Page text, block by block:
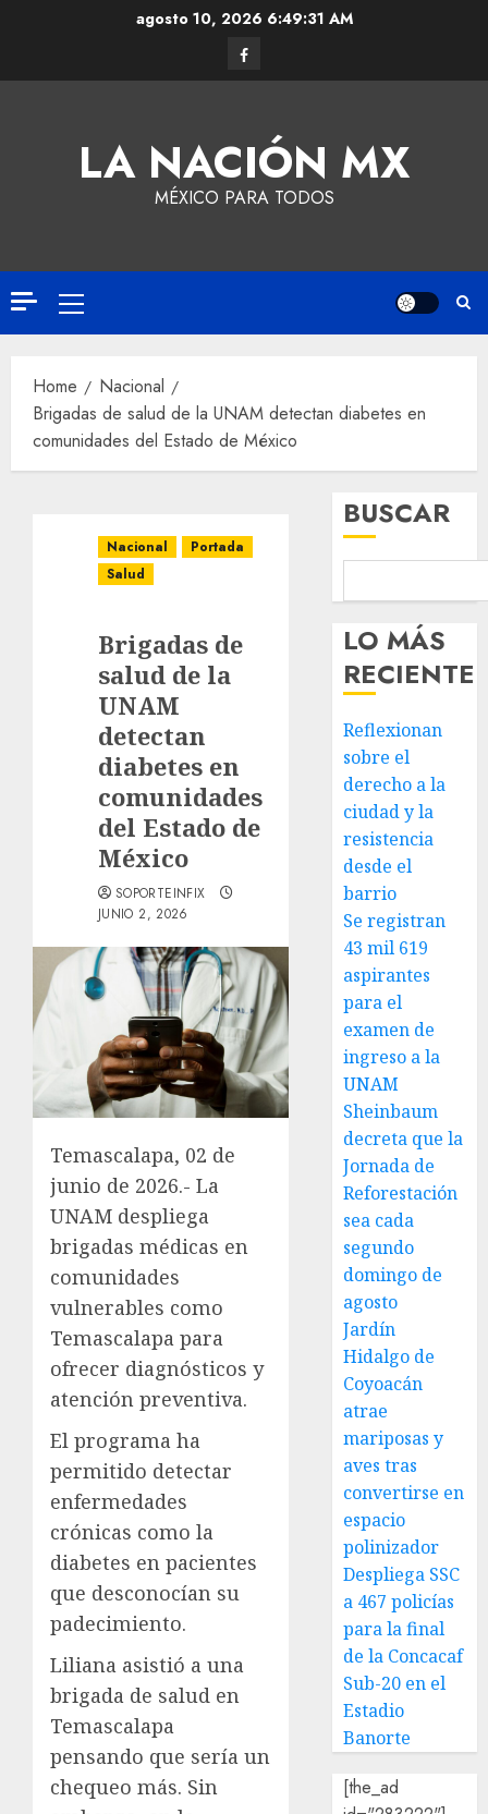
agosto 10, 2026 6:49:32 AM
LA NACIÓN MX
MÉXICO PARA TODOS
Home
Nacional
Brigadas de salud de la UNAM detectan diabetes en
comunidades del Estado de México
Nacional
Portada
Salud
Brigadas de
salud de la
UNAM
detectan
diabetes en
comunidades
del Estado de
México
SOPORTEINFIX
JUNIO 2, 2026
Temascalapa, 02 de
junio de 2026.- La
UNAM despliega
brigadas médicas en
comunidades
vulnerables como
Temascalapa para
ofrecer diagnósticos y
atención preventiva.
El programa ha
permitido detectar
enfermedades
crónicas como la
diabetes en pacientes
que desconocían su
padecimiento.
Liliana asistió a una
brigada de salud en
Temascalapa
pensando que sería un
chequeo más. Sin
BUSCAR
LO MÁS
RECIENTE
Reflexionan
sobre el
derecho a la
ciudad y la
resistencia
desde el
barrio
Se registran
43 mil 619
aspirantes
para el
examen de
ingreso a la
UNAM
Sheinbaum
decreta que la
Jornada de
Reforestación
sea cada
segundo
domingo de
agosto
Jardín
Hidalgo de
Coyoacán
atrae
mariposas y
aves tras
convertirse en
espacio
polinizador
Despliega SSC
a 467 policías
para la final
de la Concacaf
Sub-20 en el
Estadio
Banorte
[the_ad